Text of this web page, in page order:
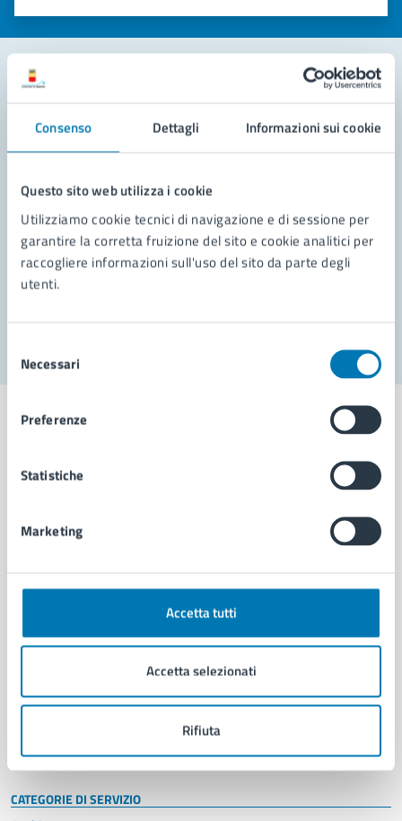
Consenso Dettagli Informazioni sui cookie
Questo sito web utilizza i cookie
Utilizziamo cookie tecnici di navigazione e di sessione per
garantire la corretta fruizione del sito e cookie analitici per
raccogliere informazioni sull'uso del sito da parte degli
utenti.
delNecessari
Preferenze
Statistiche
Marketing
Accetta tutti
Accetta selezionati
Rifiuta
Valuta 5 stelle su 5
Valuta 4 stelle su 5
Valuta 3 stelle su 5
Valuta 2 stelle su 5
Valuta 1 stelle su 5
Leggi le domande frequenti
Richiedi assistenza
Prenota appuntamento
Problemi in città
Comune di Napoli
AMMINISTRAZIONE
Organi di governo
Enti e fondazioni
Personale amministrativo
Intranet, posta aziendale e protocollo
CATEGORIE DI SERVIZIO